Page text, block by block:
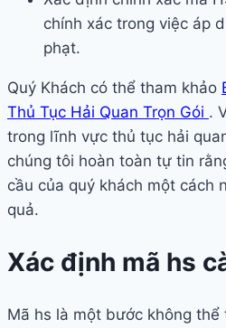
chính xác trong việc áp
phạt.
Quý Khách có thể tham khảo
Thủ Tục Hải Quan Trọn Gói .
trong lĩnh vực thủ tục hải
chúng tôi hoàn toàn tự tin
cầu của quý khách một cách
quả.
Xác định mã hs
Mã hs là một bước không